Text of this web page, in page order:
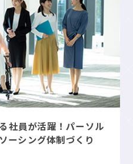
社員が活躍！パーソル
ーシング体制づくり